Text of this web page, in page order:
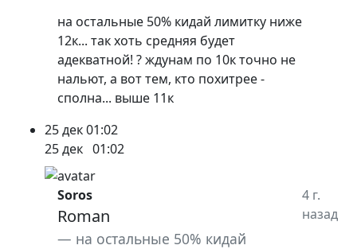
на остальные 50% кидай лимитку ниже
12к... так хоть средняя будет
адекватной! ? ждунам по 10к точно не
нальют, а вот тем, кто похитрее -
сполна... выше 11к
25 дек01:02
25 дек 01:02
Soros
Roman
на остальные 50% кидай
4 г.
назад